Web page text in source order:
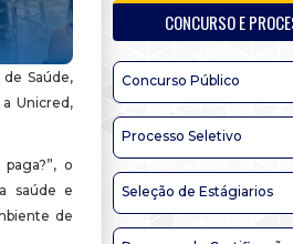
Saúde,
Unicred,
o
saúde e
de
CONCURSO E
Concurso Público
Processo Seletivo
Seleção de Estágiarios